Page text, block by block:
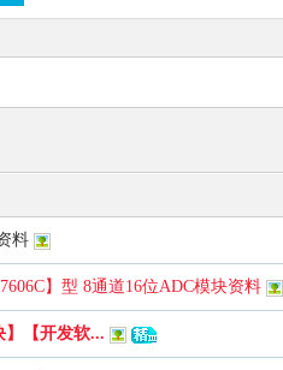
料
】型 8通道16位ADC模块资料
】【开发软...